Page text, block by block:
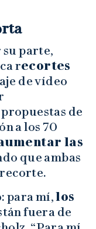
su parte,
recortes
de vídeo
de
a los 70
las
que ambas
para mí,los
fuera de